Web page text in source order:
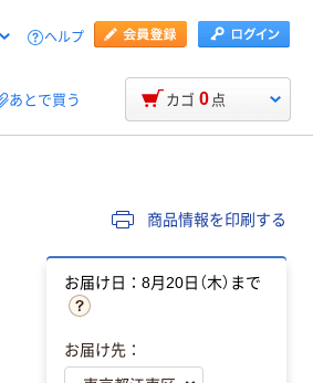
ヘルプ
あとで買う カゴ 0 点
商品情報を印刷する
お届け日：8月20日（木）まで
お届け先：